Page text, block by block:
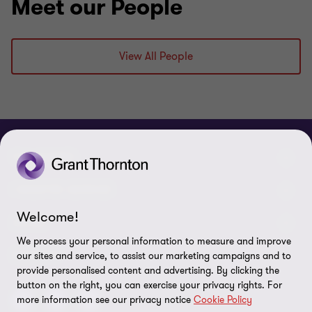
Iscritto all’albo degli Esperti Contabili
Meet our People
View All People
CHI SIAMO
Chi Siamo
Contattaci
Lavora con noi
I nostri servizi di assurance
I nostri servizi di advisory
I nostri servizi IT & Cloud
LEGAL
Privacy policy
Cookie policy
SEGUICI
Welcome!
We process your personal information to measure and improve
our sites and service, to assist our marketing campaigns and to
provide personalised content and advertising. By clicking the
button on the right, you can exercise your privacy rights. For
more information see our privacy notice Cookie Policy